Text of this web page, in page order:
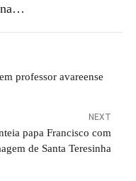
na…
professor avareense
NEXT
papa Francisco com
de Santa Teresinha